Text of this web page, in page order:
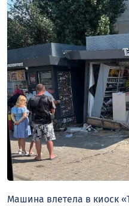
Машина влетела в киоск